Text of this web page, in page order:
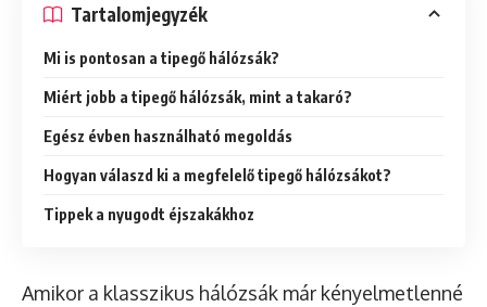
Tartalomjegyzék
Mi is pontosan a tipegő hálózsák?
Miért jobb a tipegő hálózsák, mint a takaró?
Egész évben használható megoldás
Hogyan válaszd ki a megfelelő tipegő hálózsákot?
Tippek a nyugodt éjszakákhoz
Amikor a klasszikus hálózsák már kényelmetlenné